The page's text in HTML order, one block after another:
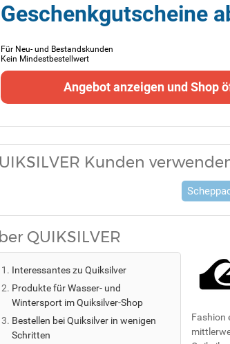
Geschenkgutscheine
Für Neu- und Bestandskunden
Kein Mindestbestellwert
Angebot anzeigen und Shop
Kunden
QUIKSILVER
Interessantes zu Quiksilver
Produkte für Wasser- und
Wintersport im Quiksilver-Shop
Bestellen bei Quiksilver in wenigen
Schritten
Fashion